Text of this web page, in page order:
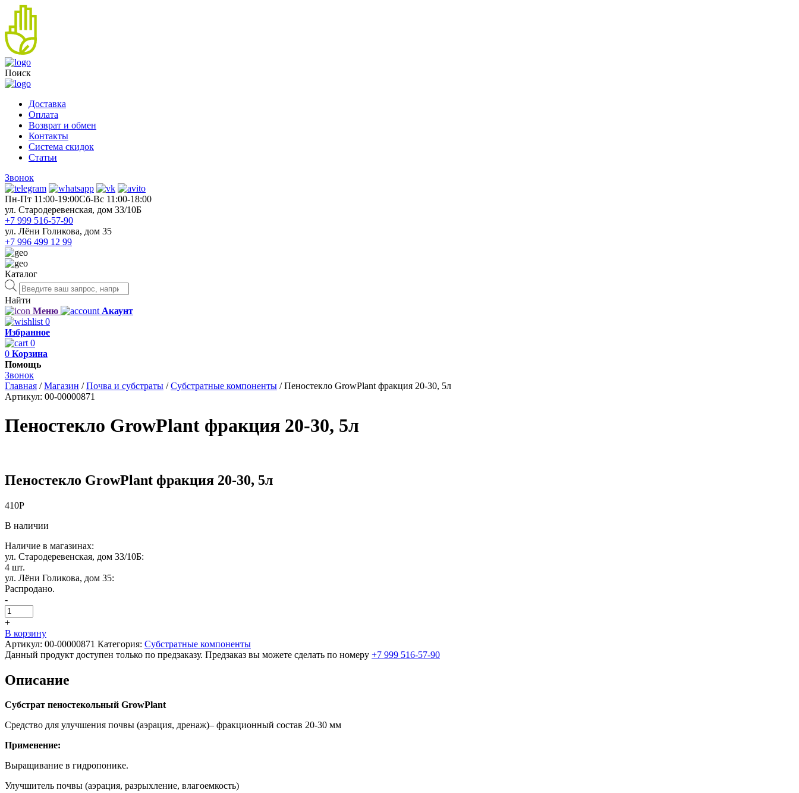
Поиск
Доставка
Оплата
Возврат и обмен
Контакты
Система скидок
Статьи
Звонок
Пн-Пт 11:00-19:00Cб-Вс 11:00-18:00
ул. Стародеревенская, дом 33/10Б
+7 999 516-57-90
ул. Лёни Голикова, дом 35
+7 996 499 12 99
Каталог
Поиск
товаров
Найти
Меню
Акаунт
0
Избранное
0
0 Корзина
Помощь
Звонок
Главная /Магазин /Почва и субстраты /Субстратные компоненты /Пеностекло GrowPlant фракция 20-30, 5л
Артикул: 00-00000871
Пеностекло GrowPlant фракция 20-30, 5л
Пеностекло GrowPlant фракция 20-30, 5л
410Р
В наличии
Наличие в магазинах:
ул. Стародеревенская, дом 33/10Б:
4 шт.
ул. Лёни Голикова, дом 35:
Распродано.
-
+
В корзину
Артикул: 00-00000871 Категория: Субстратные компоненты
Данный продукт доступен только по предзаказу. Предзаказ вы можете сделать по номеру +7 999 516-57-90
Описание
Субстрат пеностекольный GrowPlant
Средство для улучшения почвы (аэрация, дренаж)– фракционный состав 20-30 мм
Применение:
Выращивание в гидропонике.
Улучшитель почвы (аэрация, разрыхление, влагоемкость)